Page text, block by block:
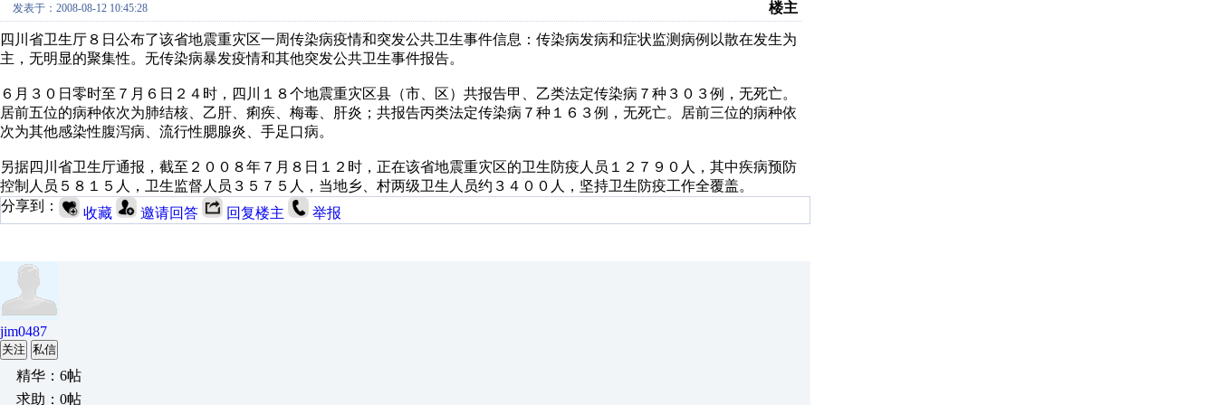
发表于：2008-08-12 10:45:28 楼主
四川省卫生厅８日公布了该省地震重灾区一周传染病疫情和突发公共卫生事件信息：传染病发病和症状监测病例以散在发生为
主，无明显的聚集性。无传染病暴发疫情和其他突发公共卫生事件报告。
６月３０日零时至７月６日２４时，四川１８个地震重灾区县（市、区）共报告甲、乙类法定传染病７种３０３例，无死亡。
居前五位的病种依次为肺结核、乙肝、痢疾、梅毒、肝炎；共报告丙类法定传染病７种１６３例，无死亡。居前三位的病种依
次为其他感染性腹泻病、流行性腮腺炎、手足口病。
另据四川省卫生厅通报，截至２００８年７月８日１２时，正在该省地震重灾区的卫生防疫人员１２７９０人，其中疾病预防
控制人员５８１５人，卫生监督人员３５７５人，当地乡、村两级卫生人员约３４００人，坚持卫生防疫工作全覆盖。
分享到：
收藏 邀请回答 回复楼主 举报
jim0487
关注 私信
精华：6帖
求助：0帖